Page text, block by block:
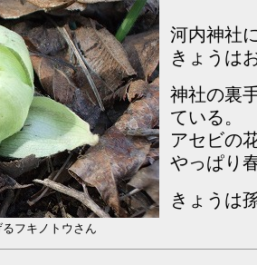
河内神社
きょうは
神社の裏
ている。
アセビの
やっぱり
きょうは
フキノトウさん